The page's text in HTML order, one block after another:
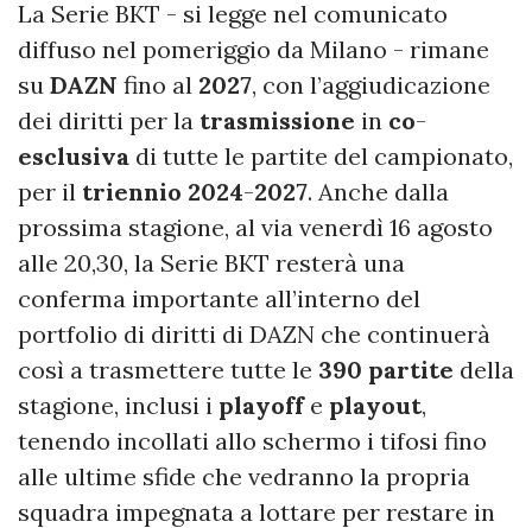
La Serie BKT - si legge nel comunicato
diffuso nel pomeriggio da Milano - rimane
su DAZN fino al 2027, con l’aggiudicazione
dei diritti per la trasmissione in co-
esclusiva di tutte le partite del campionato,
per il triennio 2024-2027. Anche dalla
prossima stagione, al via venerdì 16 agosto
alle 20,30, la Serie BKT resterà una
conferma importante all’interno del
portfolio di diritti di DAZN che continuerà
così a trasmettere tutte le 390 partite della
stagione, inclusi i playoffe playout,
tenendo incollati allo schermo i tifosi fino
alle ultime sfide che vedranno la propria
squadra impegnata a lottare per restare in